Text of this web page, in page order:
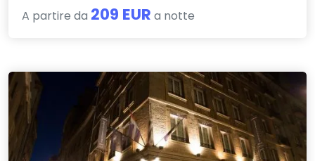
A partire da 209 EUR a notte